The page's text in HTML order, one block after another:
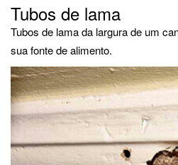
Tubos de lama
Tubos de lama da largura de um
sua fonte de alimento.